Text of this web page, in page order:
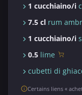
1 cucchiaino/i
7.5 cl rum
1 cucchiaino/i
0.5 lime
cubetti di
Certains liens «